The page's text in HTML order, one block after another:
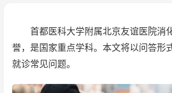
首都医科大学附属北京友谊医院消
誉，是国家重点学科。本文将以问答形
就诊常见问题。